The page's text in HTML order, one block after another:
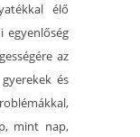
élő
egyenlőség
az
és
mint nap,